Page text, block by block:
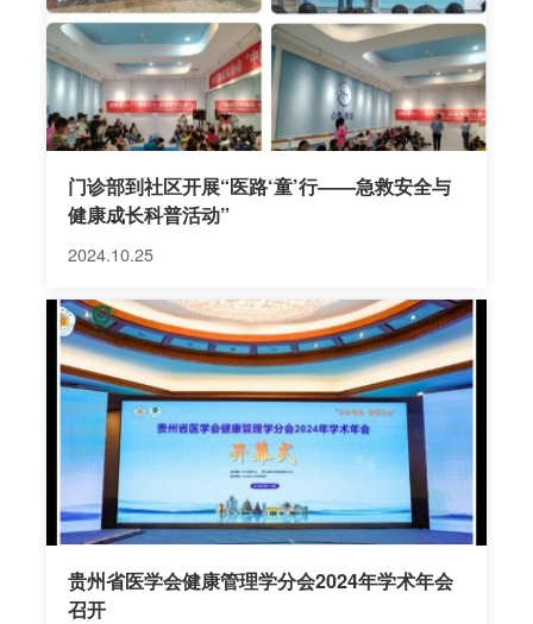
门诊部到社区开展“医路‘童’行——急救安全与
健康成长科普活动”
2024.10.25
贵州省医学会健康管理学分会2024年学术年会
召开